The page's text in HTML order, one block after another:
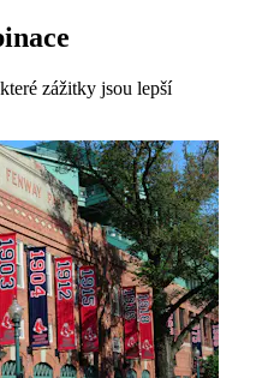
zážitky jsou lepší